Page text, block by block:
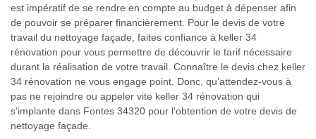
est impératif de se rendre en compte au budget à dépenser afin
de pouvoir se préparer financièrement. Pour le devis de votre
travail du nettoyage façade, faites confiance à keller 34
rénovation pour vous permettre de découvrir le tarif nécessaire
durant la réalisation de votre travail. Connaître le devis chez keller
34 rénovation ne vous engage point. Donc, qu’attendez-vous à
pas ne rejoindre ou appeler vite keller 34 rénovation qui
s'implante dans Fontes 34320 pour l'obtention de votre devis de
nettoyage façade.